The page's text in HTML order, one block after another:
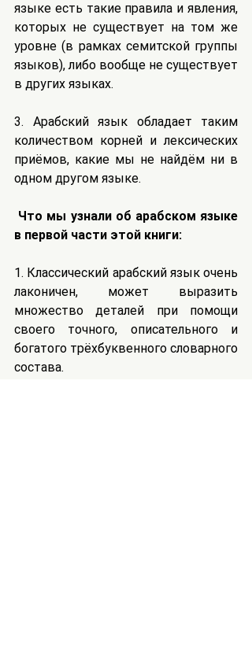
языке есть такие правила и явления,
которых не существует на том же
уровне (в рамках семитской группы
языков), либо вообще не существует
в других языках.
3. Арабский язык обладает таким
количеством корней и лексических
приёмов, какие мы не найдём ни в
одном другом языке.
в первой части этой книги:
1. Классический арабский язык очень
лаконичен, может выразить
множество деталей при помощи
своего точного, описательного и
богатого трёхбуквенного словарного
состава.